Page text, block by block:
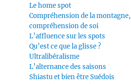
Le home spot
Compréhension de la montagne,
compréhension de soi
L’affluence sur les spots
Qu’est ce que la glisse ?
Ultralibéralisme
L’alternance des saisons
Shiastu et bien être Suédois